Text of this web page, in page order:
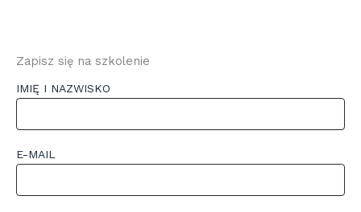
Zapisz się na szkolenie
IMIĘ I NAZWISKO
E-MAIL